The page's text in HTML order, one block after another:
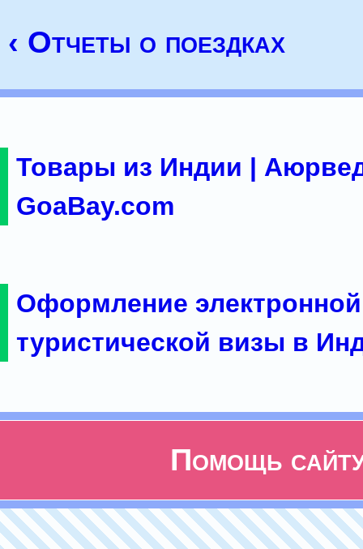
‹ Отчеты о поездках
Товары из Индии |
GoaBay.com
Оформление электронной
туристической визы в
Помощь